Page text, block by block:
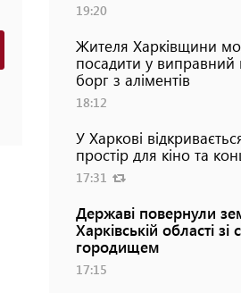
19:20
Жителя Харківщини
посадити у виправний
борг з аліментів
18:12
У Харкові
простір для кіно та
17:31
Державі повернули
Харківській області зі
городищем
17:15